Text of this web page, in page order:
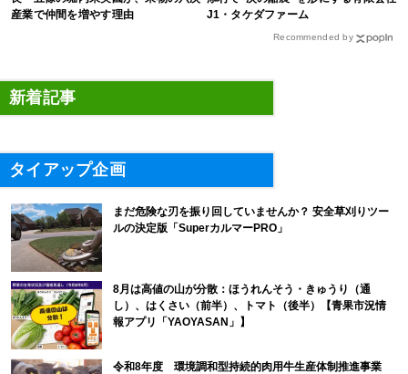
産業で仲間を増やす理由
J1・タケダファーム
Recommended by
新着記事
タイアップ企画
まだ危険な刃を振り回していませんか？ 安全草刈りツー
ルの決定版「SuperカルマーPRO」
8月は高値の山が分散：ほうれんそう・きゅうり（通
し）、はくさい（前半）、トマト（後半）【青果市況情
報アプリ「YAOYASAN」】
令和8年度 環境調和型持続的肉用牛生産体制推進事業